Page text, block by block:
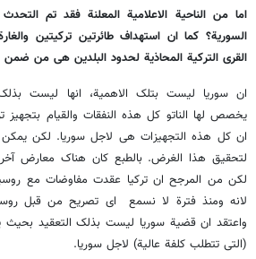
اما من الناحیة الاعلامیة المعلنة فقد تم
السوریة؟ کما ان استهداف طائرتین ترکیتین
القرى الترکیة المحاذیة لحدود البلدین هی من
ان سوریا لیست بتلک الاهمیة، انها لیست
یخصص لها الناتو کل هذه النفقات والقیام
ان کل هذه التجهیزات هی لاجل سوریا. لکن یمکن
لتحقیق هذا الغرض. بالطبع کان هناک معارض
لکن من المرجح ان ترکیا عقدت مفاوضات مع
لانه ومنذ فترة لا نسمع ای تصریح من قبل
واعتقد ان قضیة سوریا لیست بذلک التعقید
(التی تتطلب کلفة عالیة) لاجل سوریا.